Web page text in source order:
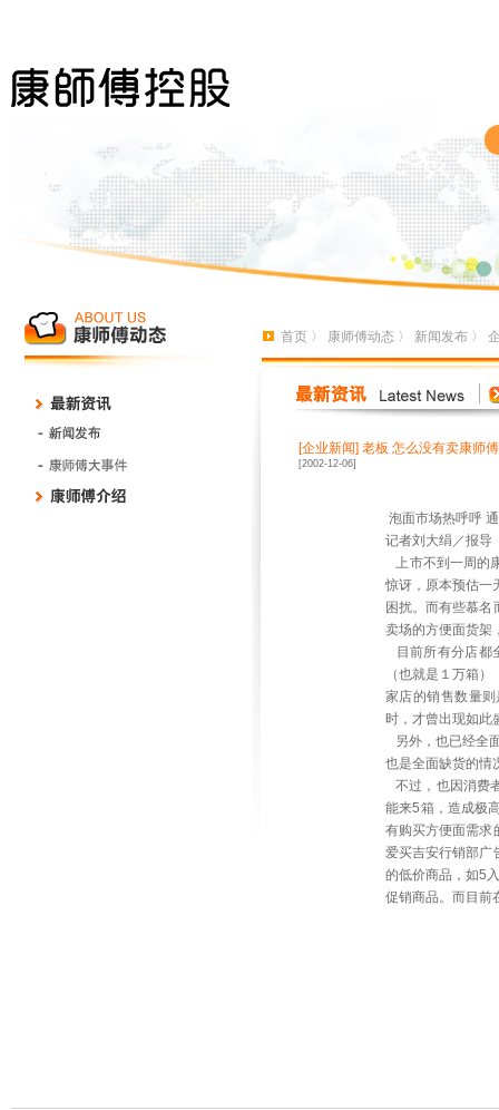
首页 〉 康师傅动态 〉 新闻发布 〉
[企业新闻] 老板 怎么没有卖康师
[2002-12-06]
泡面市场热呼呼
记者刘大绢／报导
上市不到一周的
惊讶，原本预估一
困扰。而有些慕
卖场的方便面货架
目前所有分店都
（也就是１万箱
家店的销售数量
时，才曾出现如此
另外，也已经全
也是全面缺货的情
不过，也因消费
能来5箱，造成极
有购买方便面需求
爱买吉安行销部广
的低价商品，如5
促销商品。而目前